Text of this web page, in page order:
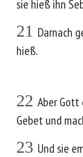
sie hieß ihn
21 Darnach
hieß.
22 Aber Gott
Gebet und
23 Und sie